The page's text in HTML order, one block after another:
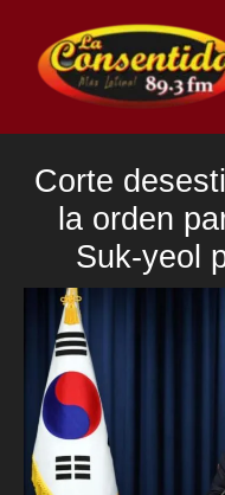
contenido
Corte
la orden
Suk-yeol